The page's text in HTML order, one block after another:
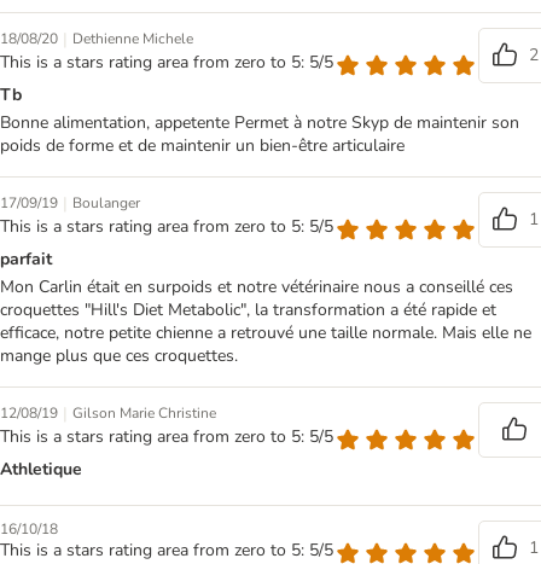
18/08/20 | Dethienne Michele
This is a stars rating area from zero to 5: 5/5
2
Tb
Bonne alimentation, appetente Permet à notre Skyp de maintenir son
poids de forme et de maintenir un bien-être articulaire
17/09/19 | Boulanger
This is a stars rating area from zero to 5: 5/5
1
parfait
Mon Carlin était en surpoids et notre vétérinaire nous a conseillé ces
croquettes "Hill's Diet Metabolic", la transformation a été rapide et
efficace, notre petite chienne a retrouvé une taille normale. Mais elle ne
mange plus que ces croquettes.
12/08/19 | Gilson Marie Christine
This is a stars rating area from zero to 5: 5/5
Athletique
16/10/18
This is a stars rating area from zero to 5: 5/5
1